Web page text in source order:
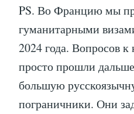
PS. Во Францию мы
гуманитарными
2024 года. Вопросов
просто прошли
большую
пограничники. Они